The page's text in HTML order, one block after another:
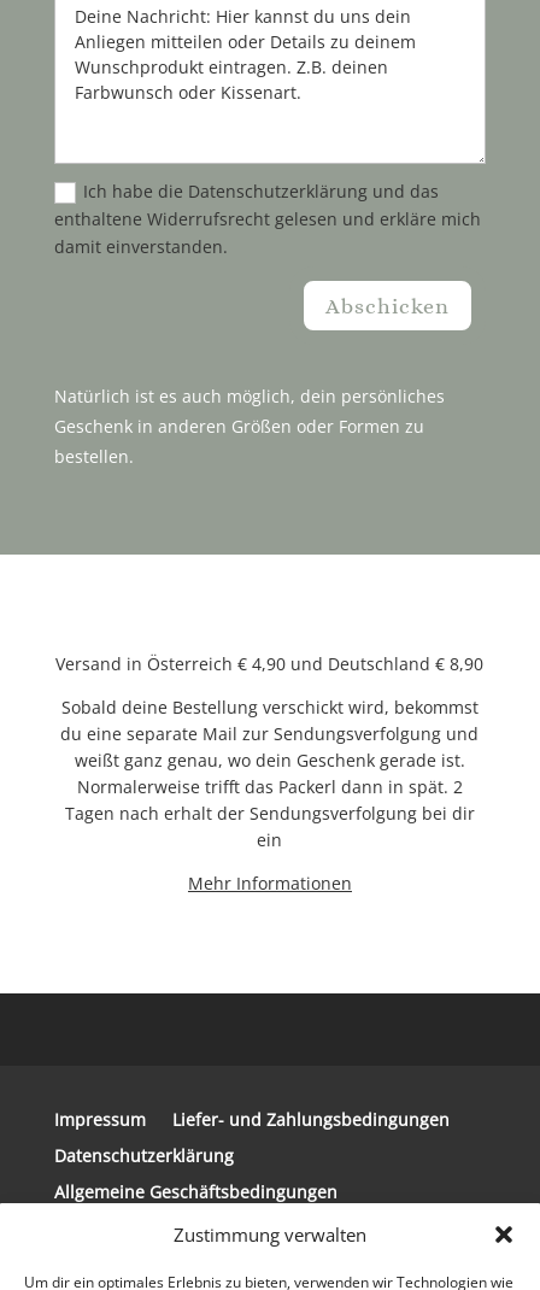
Zustimmung verwalten
Um dir ein optimales Erlebnis zu bieten, verwenden wir Technologien wie
Ich habe die Datenschutzerklärung und das
enthaltene Widerrufsrecht gelesen und erkläre mich
damit einverstanden.
Abschicken
Natürlich ist es auch möglich, dein persönliches
Geschenk in anderen Größen oder Formen zu
bestellen.
Versand in Österreich € 4,90 und Deutschland € 8,90
Sobald deine Bestellung verschickt wird, bekommst
du eine separate Mail zur Sendungsverfolgung und
weißt ganz genau, wo dein Geschenk gerade ist.
Normalerweise trifft das Packerl dann in spät. 2
Tagen nach erhalt der Sendungsverfolgung bei dir
ein
Mehr Informationen
Impressum
Liefer- und Zahlungsbedingungen
Datenschutzerklärung
Allgemeine Geschäftsbedingungen
Widerrufsbelehrung